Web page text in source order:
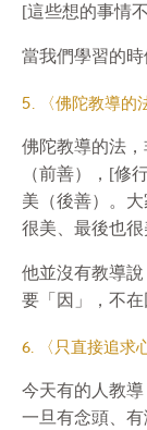
[這些想的事情
當我們學習的時
5. 〈佛陀教導的
佛陀教導的法
（前善），[修
美（後善）。
很美、最後也很
他並沒有教導
要「因」，不在
6. 〈只直接追求
今天有的人教導
一旦有念頭、